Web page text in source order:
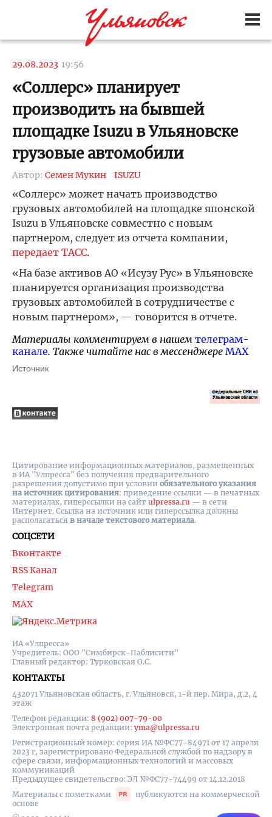
29.08.2023 19:56
«Соллерс» планирует
производить на бывшей
площадке Isuzu в Ульяновске
грузовые автомобили
Автор: Семен Мукин ISUZU
«Соллерс» может начать производство
грузовых автомобилей на площадке японской
Isuzu в Ульяновске совместно с новым
партнером, следует из отчета компании,
передает ТАСС.
«На базе активов АО «Исузу Рус» в Ульяновске
планируется организация производства
грузовых автомобилей в сотрудничестве с
новым партнером», — говорится в отчете.
Материалы комментируем в нашем телеграм-
канале. Также читайте нас в мессенджере MAX
Источник
ИА «Улпресса»
Учредитель: ООО "Симбирск-Паблисити"
Главный редактор: Турковская О.С.
КОНТАКТЫ
432071 Ульяновская область, г. Ульяновск, 1-й пер. Мира, д.2, 4
этаж
Телефон редакции: 8 (902) 007-79-00
Электронная почта редакции: yma@ulpressa.ru
Регистрационный номер: серия ИА №ФС77-84971 от 17 апреля
2023 г, зарегистрировано Федеральной службой по надзору в
сфере связи, информационных технологий и массовых
коммуникаций
Предыдущее свидетельство: ЭЛ №ФС77-74499 от 14.12.2018
Материалы с пометками
публикуются на коммерческой
основе
СОЦСЕТИ
Вконтакте
RSS Канал
Telegram
MAX
Цитирование информационных материалов, размещенных
в ИА "Улпресса" без получения предварительного
разрешения допустимо при условии обязательного указания
на источник цитирования: приведение ссылки — в печатных
материалах, гиперссылки на cайт ulpressa.ru — в сети
Интернет. Ссылка на источник или гиперссылка должны
располагаться в начале текстового материала.